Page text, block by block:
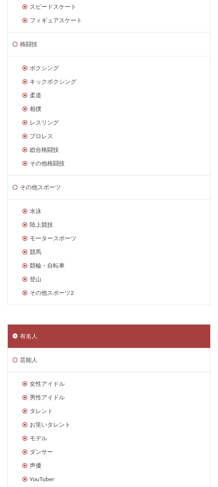
スピードスケート
フィギュアスケート
格闘技
ボクシング
キックボクシング
柔道
相撲
レスリング
プロレス
総合格闘技
その他格闘技
その他スポーツ
水泳
陸上競技
モータースポーツ
競馬
競輪・自転車
登山
その他スポーツ2
有名人
芸能人
女性アイドル
男性アイドル
タレント
お笑いタレント
モデル
ダンサー
声優
YouTuber